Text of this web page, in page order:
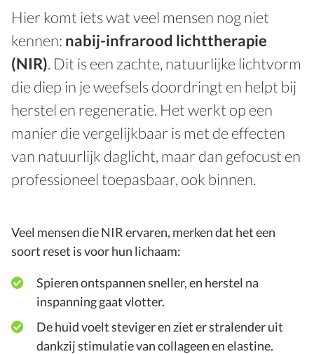
Hier komt iets wat veel mensen nog niet
kennen: nabij-infrarood lichttherapie
(NIR). Dit is een zachte, natuurlijke lichtvorm
die diep in je weefsels doordringt en helpt bij
herstel en regeneratie. Het werkt op een
manier die vergelijkbaar is met de effecten
van natuurlijk daglicht, maar dan gefocust en
professioneel toepasbaar, ook binnen.
Veel mensen die NIR ervaren, merken dat het een
soort reset is voor hun lichaam:
Spieren ontspannen sneller, en herstel na
inspanning gaat vlotter.
De huid voelt steviger en ziet er stralender uit
dankzij stimulatie van collageen en elastine.